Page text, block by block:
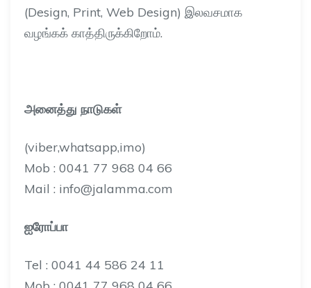
(Design, Print, Web Design) இலவசமாக
வழங்கக் காத்திருக்கிறோம்.
அனைத்து நாடுகள்
(viber,whatsapp,imo)
Mob : 0041 77 968 04 66
Mail : info@jalamma.com
ஐரோப்பா
Tel : 0041 44 586 24 11